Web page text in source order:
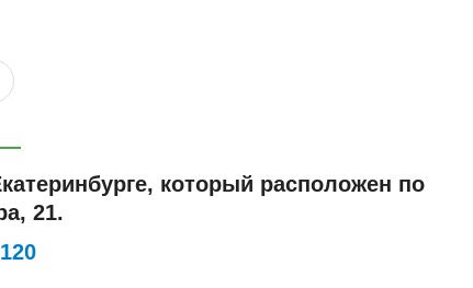
который расположен по
21.